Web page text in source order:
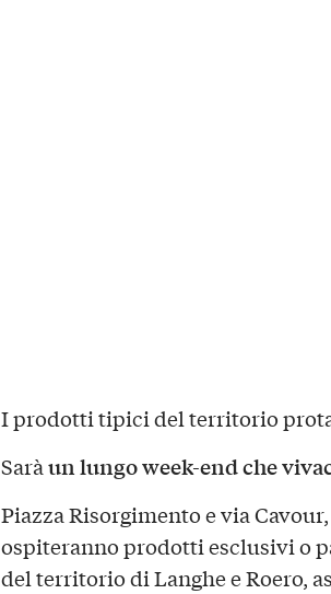
I prodotti tipici del territorio
Saràun lungo week-end che
Piazza Risorgimento e via
ospiteranno prodotti esclusivi o
del territorio di Langhe e Roero,